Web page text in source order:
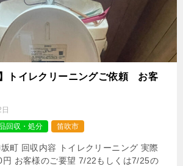
】トイレクリーニングご依頼 お客
回収・処分 笛吹市
町 回収内容 トイレクリーニング 実際
お客様のご要望 7/22もしくは7/25の